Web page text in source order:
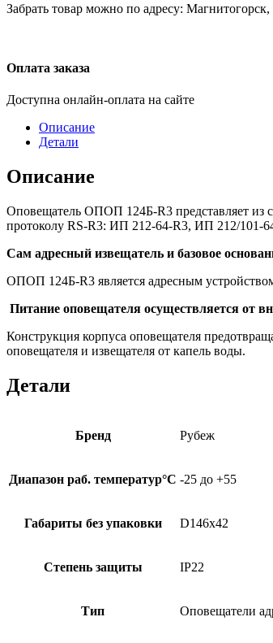
Забрать товар можно по адресу:
Оплата заказа
Доступна онлайн-оплата на сайте
Описание
Детали
Описание
Оповещатель ОПОП 124Б-R3 представляет из
протоколу RS-R3: ИП 212-64-R3, ИП 212/101-
Сам адресный извещатель и базовое
ОПОП 124Б-R3 является адресным
Питание оповещателя осуществляется от
Конструкция корпуса оповещателя
оповещателя и извещателя от капель воды.
Детали
Бренд Рубеж
Диапазон раб. температур°С -25 до +55
Габариты без упаковки D146x42
Степень защиты IР22
Тип Оповещатели